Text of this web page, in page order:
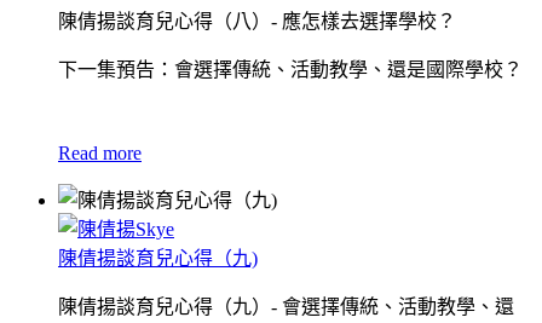
陳倩揚談育兒心得（八）- 應怎樣去選擇學校？
下一集預告：會選擇傳統、活動教學、還是國際學校？
Read more
陳倩揚談育兒心得（九)
陳倩揚談育兒心得（九）- 會選擇傳統、活動教學、還